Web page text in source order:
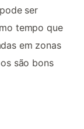
ser
tempo que
em zonas
são bons